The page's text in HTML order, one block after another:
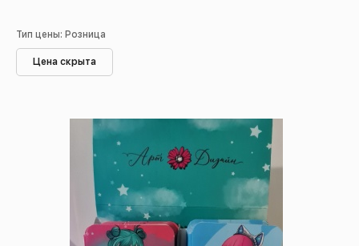
Тип цены: Розница
Цена скрыта